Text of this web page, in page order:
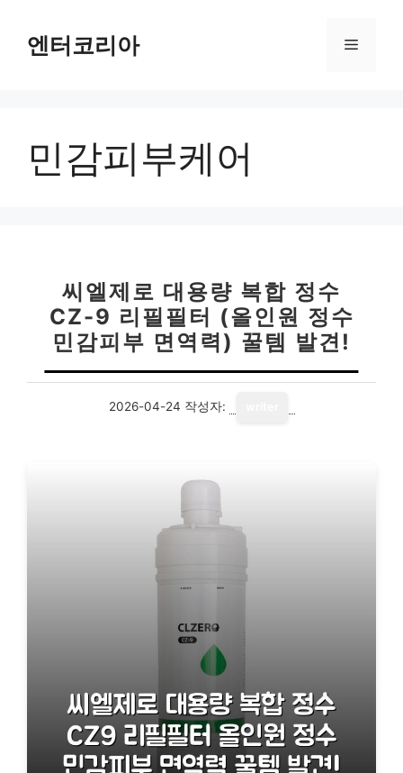
엔터코리아 메
민감피부케어
씨엘제로 대용량 복합 정수
CZ-9 리필필터 (올인원 정수
민감피부 면역력) 꿀템 발견!
2026-04-24 작성자: